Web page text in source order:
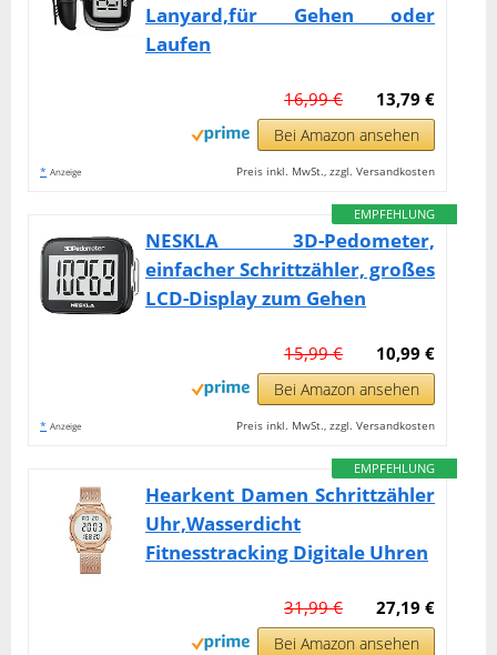
Lanyard,für Gehen oder
Laufen
13,79 €
16,99 €
Bei Amazon ansehen
* Anzeige Preis inkl. MwSt., zzgl. Versandkosten
EMPFEHLUNG
NESKLA 3D-Pedometer,
einfacher Schrittzähler, großes
LCD-Display zum Gehen
10,99 €
15,99 €
Bei Amazon ansehen
* Anzeige Preis inkl. MwSt., zzgl. Versandkosten
EMPFEHLUNG
Hearkent Damen Schrittzähler
Uhr,Wasserdicht
Fitnesstracking Digitale Uhren
27,19 €
31,99 €
Bei Amazon ansehen